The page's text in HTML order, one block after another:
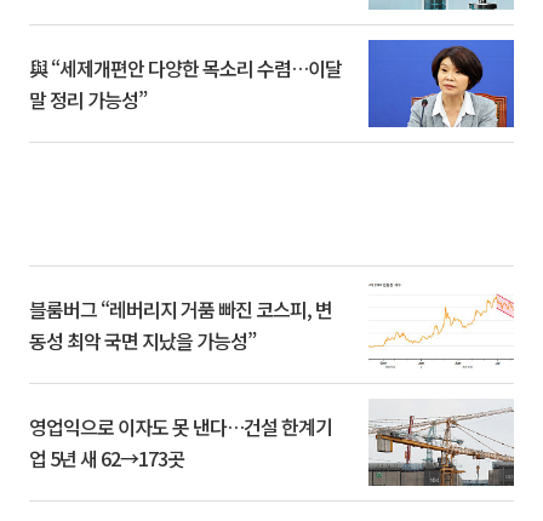
與 “세제개편안 다양한 목소리 수렴…이달
말 정리 가능성”
블룸버그 “레버리지 거품 빠진 코스피, 변
동성 최악 국면 지났을 가능성”
영업익으로 이자도 못 낸다…건설 한계기
업 5년 새 62→173곳